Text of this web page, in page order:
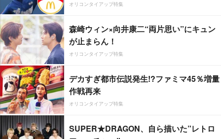
オリコンタイアップ特集
森崎ウィン×向井康二“両片思い”にキュン
が止まらん！
オリコンタイアップ特集
デカすぎ都市伝説発生!?ファミマ45％増量
作戦再来
オリコンタイアップ特集
SUPER★DRAGON、自ら描いた”レトロ